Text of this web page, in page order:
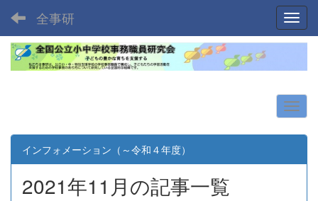
全事研
インフォメーション（～令和４年度）
2021年11月の記事一覧